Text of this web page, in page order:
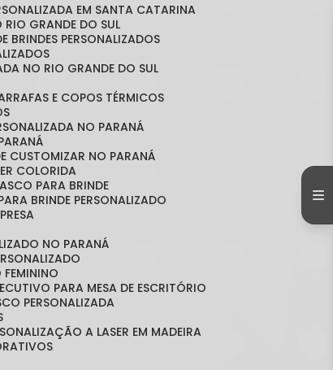
EM SANTA CATARINA
RIO GRANDE DO SUL
BRINDES PERSONALIZADOS
NO RIO GRANDE DO SUL
E COPOS TÉRMICOS
NO PARANÁ
CUSTOMIZAR NO PARANÁ
COLORIDA
PARA BRINDE
BRINDE PERSONALIZADO
NO PARANÁ
FEMININO
PARA MESA DE ESCRITÓRIO
PERSONALIZADA
A LASER EM MADEIRA